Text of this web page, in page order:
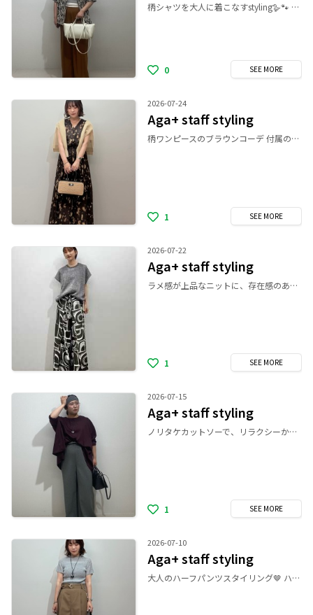
柄シャツを大人に着こなすstyling‎🪿🐾 シロクロのモノクロシャツをベースに、インナーも白を合わせてさわやかに. ボトムにブラウン系のカラーを持ってきて、柄物もこなれた印象にしました◎ モノクロシャツ✖️白タンクにブラウン系のパンツの合わせが、 個人的には意外と合わせないカラーチョイスでポイントです✔︎︎︎︎
0 SEE MORE
2026-07-24
Aga+ staff styling
柄ワンピースのブラウンコーデ 付属のウエスト紐で絞れるため、 小柄さんも丈の調節でき、おすすめです！ シアー感のある薄手素材のため、 暑い夏でも着心地◎ 晩夏までつかえるブラウンカラーで、 秋まで長く重宝しそうです✨
1 SEE MORE
2026-07-22
Aga+ staff styling
ラメ感が上品なニットに、存在感のあるプリントパンツを合わせたキレイ目スタイリング🌿 程よくゆとりのあるシルエットのトップス抜け感を演出し、柄パンツも落ち感のある素材ですっきりとした印象に☺︎ スタッフ身長：159cm
1 SEE MORE
2026-07-15
Aga+ staff styling
ノリタケカットソーで、リラクシーかつモードなスタイリング♟ 接触冷感で涼しいボトムに、ノリタケのツルッとしたカットソーで合わせ 楽で涼しく夏を乗り切れるアイテムで組み合わせました🎐 シンプルなシルエットが、無駄なくモードな印象に◎ 頭にバンダナ付けてシンプルなコーデにアクセントを付けました🧕 袖は少し長めなので、袖にゴムを巻いてクシュッとさせてアレンジしてます☺︎
1 SEE MORE
2026-07-10
Aga+ staff styling
大人のハーフパンツスタイリング🤎 ハイネックのニットと合わせることで、 こどもっぽくなりすぎず、 綺麗めなバランスで着ていただけるのでオススメです◎ ⚪︎着用サイズ トップス9号/ボトムス9号 ⚪︎staff通常サイズ トップス、ボトムス7~9号/シューズ7~9号（23~23.5cm）